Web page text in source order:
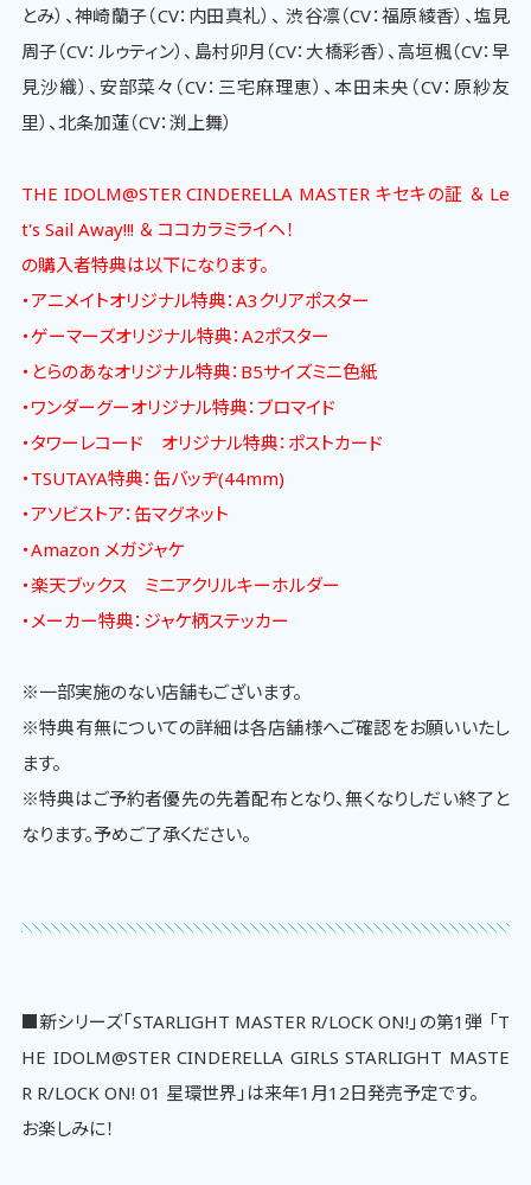
とみ）、神崎蘭子（CV：内田真礼）、 渋谷凛（CV：福原綾香）、塩見
周子（CV：ルゥティン）、島村卯月（CV：大橋彩香）、高垣楓（CV：早
見沙織）、安部菜々（CV：三宅麻理恵）、本田未央（CV：原紗友
里）、北条加蓮（CV：渕上舞）
THE IDOLM@STER CINDERELLA MASTER キセキの証 ＆ Le
t's Sail Away!!! ＆ ココカラミライヘ！
の購入者特典は以下になります。
・アニメイトオリジナル特典：A3クリアポスター
・ゲーマーズオリジナル特典：A2ポスター
・とらのあなオリジナル特典：B5サイズミニ色紙
・ワンダーグーオリジナル特典：ブロマイド
・タワーレコード オリジナル特典：ポストカード
・TSUTAYA特典：缶バッヂ(44mm)
・アソビストア：缶マグネット
・Amazon メガジャケ
・楽天ブックス ミニアクリルキーホルダー
・メーカー特典：ジャケ柄ステッカー
※一部実施のない店舗もございます。
※特典有無についての詳細は各店舗様へご確認をお願いいたし
ます。
※特典はご予約者優先の先着配布となり、無くなりしだい終了と
なります。予めご了承ください。
■新シリーズ「STARLIGHT MASTER R/LOCK ON!」の第1弾 「T
HE IDOLM@STER CINDERELLA GIRLS STARLIGHT MASTE
R R/LOCK ON! 01 星環世界」は来年1月12日発売予定です。
お楽しみに！